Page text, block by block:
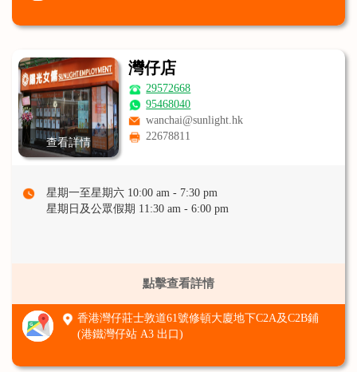
查看詳情
灣仔店
29572668
95468040
wanchai@sunlight.hk
22678811
星期一至星期六 10:00 am - 7:30 pm
星期日及公眾假期 11:30 am - 6:00 pm
點擊查看詳情
香港灣仔莊士敦道61號修頓大廈地下C2A及C2B鋪
(港鐵灣仔站 A3 出口)